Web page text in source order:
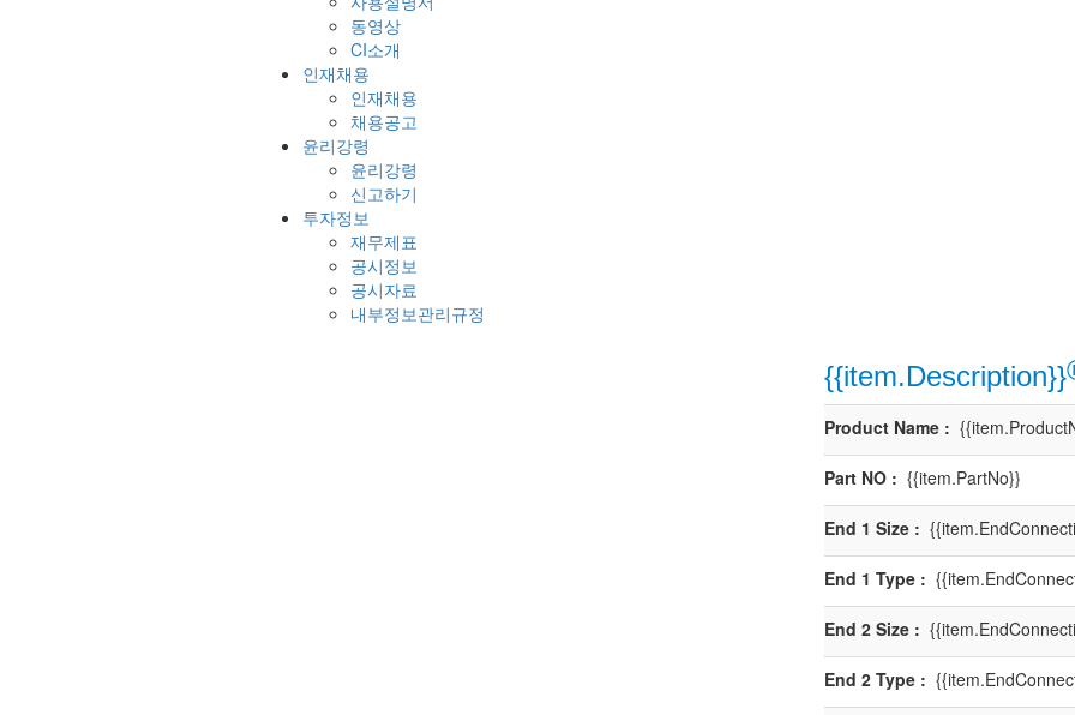
동영상
CI소개
인재채용
인재채용
채용공고
윤리강령
윤리강령
신고하기
투자정보
재무제표
공시정보
공시자료
내부정보관리규정
{{item.Description}}
Product Name :
Part NO : {{item.PartNo}}
End 1 Size :
End 1 Type :
End 2 Size :
End 2 Type :